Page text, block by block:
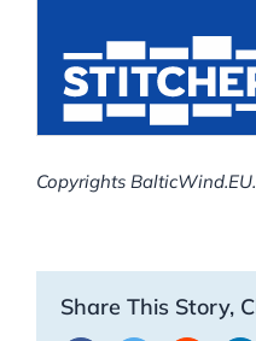
Copyrights BalticWind.EU.
Share This Story,